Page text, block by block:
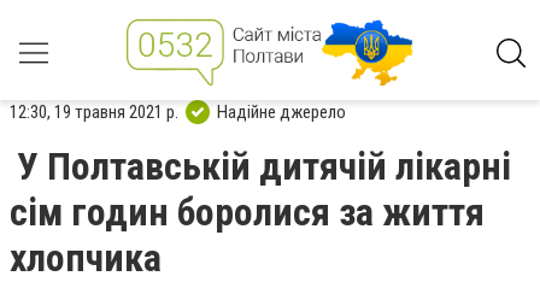
12:30, 19 травня 2021 р. Надійне джерело
У Полтавській дитячій лікарні
сім годин боролися за життя
хлопчика